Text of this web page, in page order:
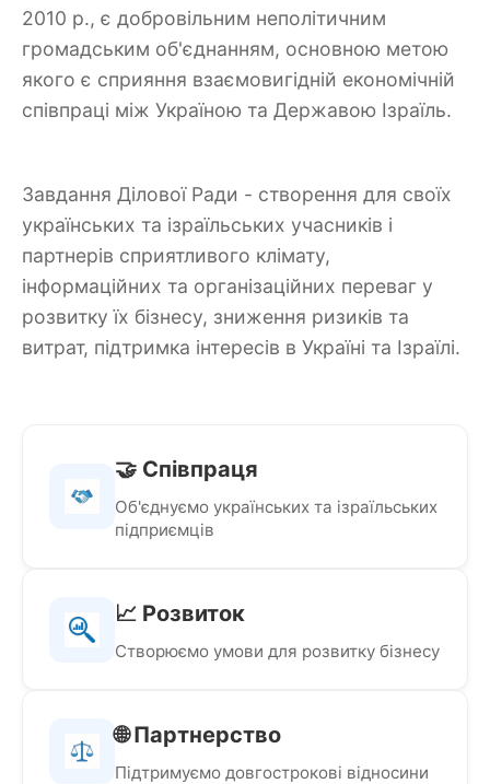
2010 р., є добровільним неполітичним
громадським об'єднанням, основною метою
якого є сприяння взаємовигідній економічній
співпраці між Україною та Державою Ізраїль.
Завдання Ділової Ради - створення для своїх
українських та ізраїльських учасників і
партнерів сприятливого клімату,
інформаційних та організаційних переваг у
розвитку їх бізнесу, зниження ризиків та
витрат, підтримка інтересів в Україні та Ізраїлі.
🤝 Співпраця
Об'єднуємо українських та ізраїльських
підприємців
📈 Розвиток
Створюємо умови для розвитку бізнесу
🌐 Партнерство
Підтримуємо довгострокові відносини